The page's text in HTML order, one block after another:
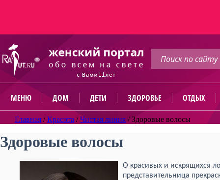
МЕНЮ ДОМ ДЕТИ ЗДОРОВЬЕ ОТДЫХ
Главная /Красота /Чистая линия /Здоровые волосы
Здоровые волосы
О красивых и искрящихся
представительница